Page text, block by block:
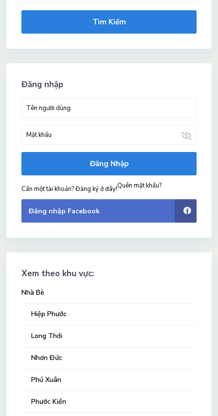
Tìm Kiếm
Đăng nhập
Đăng Nhập
Cần một tài khoản? Đăng ký ở đây!Quên mật khẩu?
Đăng nhập Facebook
Xem theo khu vực:
Nhà Bè
Hiệp Phước
Long Thới
Nhơn Đức
Phú Xuân
Phước Kiển